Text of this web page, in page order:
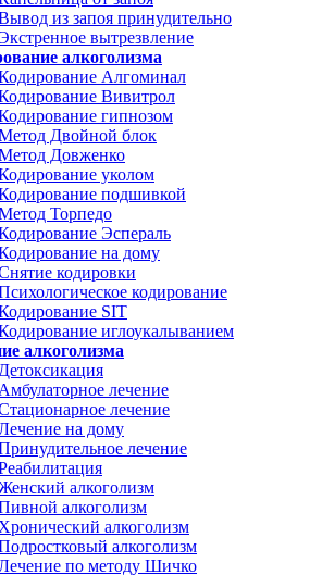
из запоя принудительно
вытрезвление
алкоголизма
Алгоминал
Вивитрол
гипнозом
Двойной блок
Довженко
уколом
подшивкой
Торпедо
Эспераль
на дому
кодировки
кодирование
SIT
иглоукалыванием
алкоголизма
Детоксикация
Амбулаторное лечение
лечение
на дому
лечение
алкоголизм
алкоголизм
Хронический алкоголизм
алкоголизм
по методу Шичко